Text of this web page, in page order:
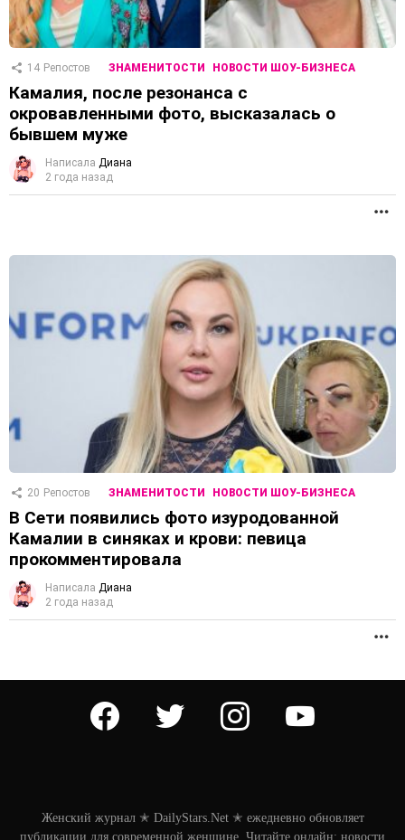
14 Репостов ЗНАМЕНИТОСТИ НОВОСТИ ШОУ-БИЗНЕСА
Камалия, после резонанса с
окровавленными фото, высказалась о
бывшем муже
Написала Диана
2 года назад
20 Репостов ЗНАМЕНИТОСТИ НОВОСТИ ШОУ-БИЗНЕСА
В Сети появились фото изуродованной
Камалии в синяках и крови: певица
прокомментировала
Написала Диана
2 года назад
facebook twitter instagram youtube
Женский журнал ✭ DailyStars.Net ✭ ежедневно обновляет
публикации для современной женщине. Читайте онлайн: новости